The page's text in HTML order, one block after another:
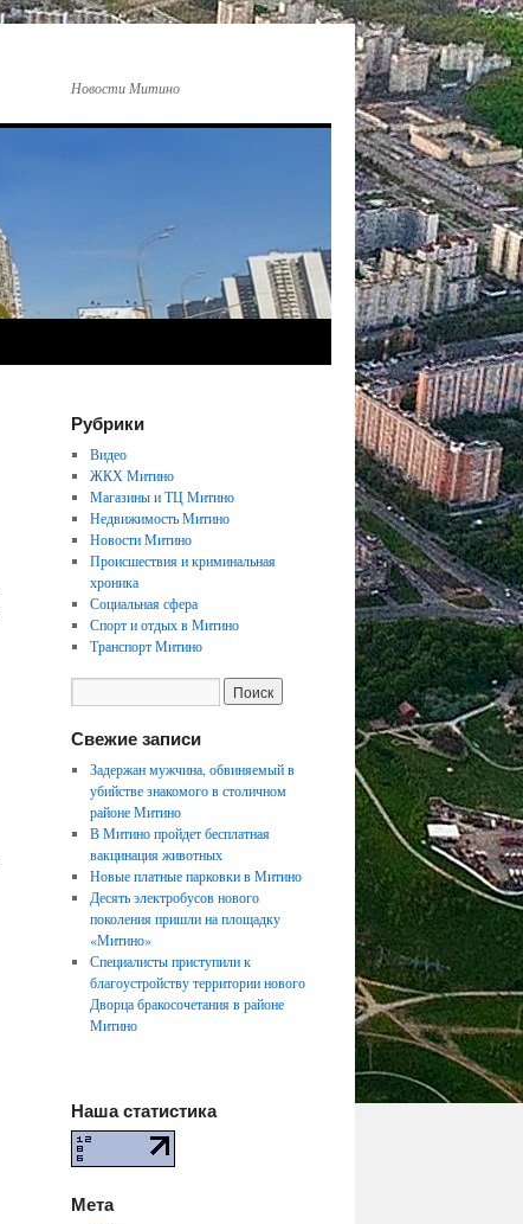
Новости Митино
Рубрики
Видео
ЖКХ Митино
Магазины и ТЦ Митино
Недвижимость Митино
Новости Митино
Происшествия и криминальная
хроника
Социальная сфера
Спорт и отдых в Митино
Транспорт Митино
Свежие записи
Задержан мужчина, обвиняемый в
убийстве знакомого в столичном
районе Митино
В Митино пройдет бесплатная
вакцинация животных
Новые платные парковки в Митино
Десять электробусов нового
поколения пришли на площадку
«Митино»
Специалисты приступили к
благоустройству территории нового
Дворца бракосочетания в районе
Митино
Наша статистика
Мета